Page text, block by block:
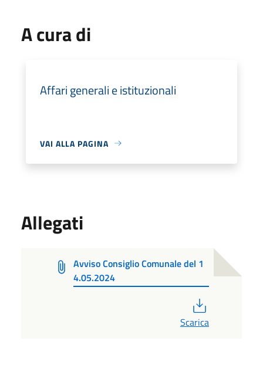
A cura di
Affari generali e istituzionali
VAI ALLA PAGINA
Allegati
Avviso Consiglio Comunale del 1
4.05.2024
Scarica